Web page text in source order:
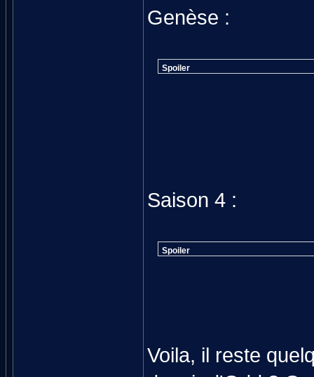
Genèse :
Spoiler
Saison 4 :
Spoiler
Voila, il reste